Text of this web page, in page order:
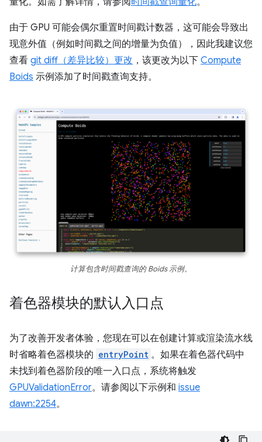
由于 GPU 可能会偶尔重置时间戳计数器，这可能会导致出
现意外值（例如时间戳之间的增量为负值），因此我建议您
查看 git diff（差异比较）更改 ，该更改为以下 Compute
Boids 示例添加了时间戳查询支持。
计算包含时间戳查询的 Boids 示例。
着色器模块的默认入口点
为了改善开发者体验，您现在可以在创建计算或渲染流水线
时省略着色器模块的 entryPoint 。如果在着色器代码中
未找到着色器阶段的唯一入口点，系统将触发
GPUValidationError。请参阅以下示例和 issue
dawn:2254。